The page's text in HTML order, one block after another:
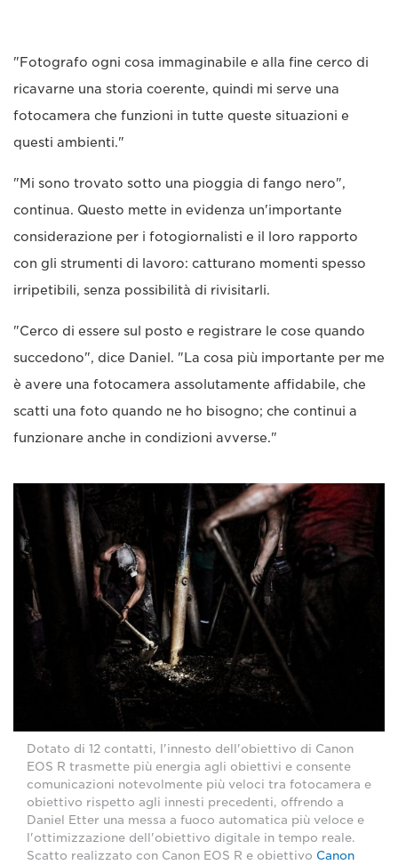
"Fotografo ogni cosa immaginabile e alla fine cerco di
ricavarne una storia coerente, quindi mi serve una
fotocamera che funzioni in tutte queste situazioni e
questi ambienti."
"Mi sono trovato sotto una pioggia di fango nero",
continua. Questo mette in evidenza un'importante
considerazione per i fotogiornalisti e il loro rapporto
con gli strumenti di lavoro: catturano momenti spesso
irripetibili, senza possibilità di rivisitarli.
"Cerco di essere sul posto e registrare le cose quando
succedono", dice Daniel. "La cosa più importante per me
è avere una fotocamera assolutamente affidabile, che
scatti una foto quando ne ho bisogno; che continui a
funzionare anche in condizioni avverse."
Dotato di 12 contatti, l'innesto dell'obiettivo di Canon
EOS R trasmette più energia agli obiettivi e consente
comunicazioni notevolmente più veloci tra fotocamera e
obiettivo rispetto agli innesti precedenti, offrendo a
Daniel Etter una messa a fuoco automatica più veloce e
l'ottimizzazione dell'obiettivo digitale in tempo reale.
Scatto realizzato con Canon EOS R e obiettivo Canon